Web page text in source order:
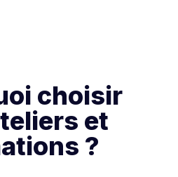
choisir
et
?